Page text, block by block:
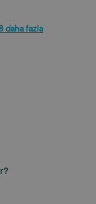
daha fazla